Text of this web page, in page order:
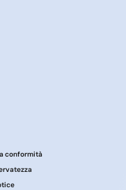
conformità